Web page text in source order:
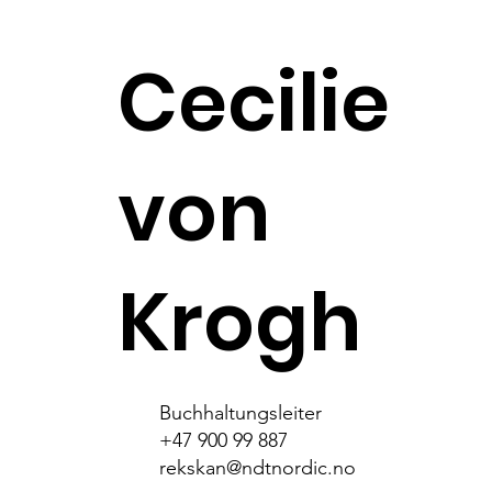
Cecilie
von
Krogh
Buchhaltungsleiter
+47 900 99 887
rekskan@ndtnordic.no